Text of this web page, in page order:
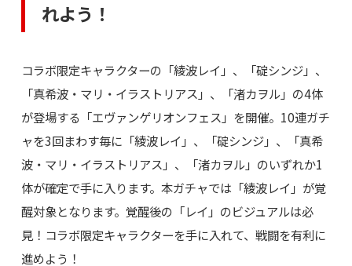
れよう！
コラボ限定キャラクターの「綾波レイ」、「碇シンジ」、
「真希波・マリ・イラストリアス」、「渚カヲル」の4体
が登場する「エヴァンゲリオンフェス」を開催。10連ガチ
ャを3回まわす毎に「綾波レイ」、「碇シンジ」、「真希
波・マリ・イラストリアス」、「渚カヲル」のいずれか1
体が確定で手に入ります。本ガチャでは「綾波レイ」が覚
醒対象となります。覚醒後の「レイ」のビジュアルは必
見！コラボ限定キャラクターを手に入れて、戦闘を有利に
進めよう！